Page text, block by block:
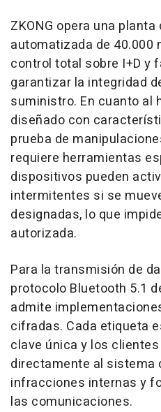
ZKONG opera una
automatizada de 40.000
control total sobre I+D y
garantizar la integridad
suministro. En cuanto al
diseñado con
prueba de
requiere herramientas
dispositivos pueden
intermitentes si se
designadas, lo que
autorizada.
Para la transmisión de
protocolo Bluetooth 5.1
admite
cifradas. Cada etiqueta
clave única y los
directamente al sistema
infracciones internas y
las comunicaciones.